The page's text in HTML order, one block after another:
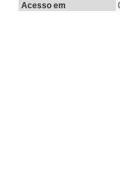
Acesso em